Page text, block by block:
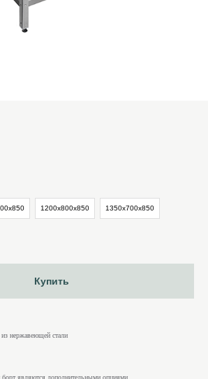
1200х800х850 1350х700х850
Купить
из нержавеющей стали
борт являются дополнительными опциями